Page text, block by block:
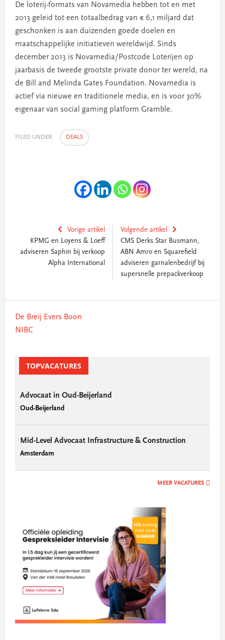
De loterij-formats van Novamedia hebben tot en met
2013 geleid tot een totaalbedrag van € 6,1 miljard dat
geschonken is aan duizenden goede doelen en
maatschappelijke initiatieven wereldwijd. Sinds
december 2013 is Novamedia/Postcode Loterijen op
jaarbasis de tweede grootste private donor ter wereld, na
de Bill and Melinda Gates Foundation. Novamedia is
actief via nieuwe en traditionele media, en is voor 30%
eigenaar van social gaming platform Gramble.
FILED UNDER: DEALS
Vorige artikel
KPMG en Loyens & Loeff
adviseren Saphin bij verkoop
Alpha International
Volgende artikel
CMS Derks Star Busmann,
ABN Amro en Squarefield
adviseren garnalenbedrijf bij
supersnelle prepackverkoop
Sidebar
De Breij Evers Boon
NIBC
TOPVACATURES
Advocaat in Oud-Beijerland
Oud-Beijerland
Mid-Level Advocaat Infrastructure & Construction
Amsterdam
MEER VACATURES